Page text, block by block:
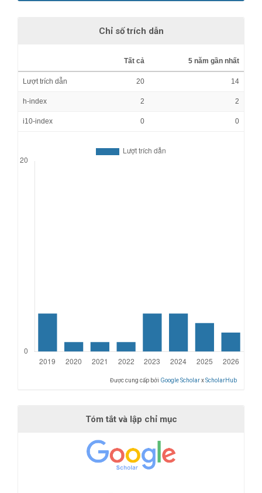
Chỉ số trích dẫn
Tất cả 5 năm gần nhất
Lượt trích dẫn 20 14
h-index 2 2
i10-index 0 0
Được cung cấp bởi Google ScholarxScholarHub
Tóm tắt và lập chỉ mục